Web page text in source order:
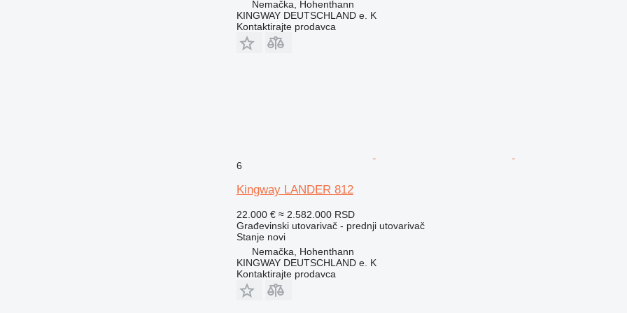
Nemačka, Hohenthann
KINGWAY DEUTSCHLAND e. K
Kontaktirajte prodavca
6
Kingway LANDER 812
22.000 € ≈ 2.582.000 RSD
Građevinski utovarivač - prednji utovarivač
Stanjenovi
Nemačka, Hohenthann
KINGWAY DEUTSCHLAND e. K
Kontaktirajte prodavca